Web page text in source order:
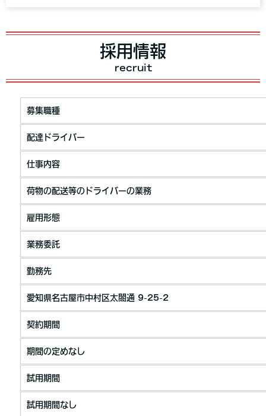
採用情報
recruit
募集職種
配達ドライバー
仕事内容
荷物の配送等のドライバーの業務
雇用形態
業務委託
勤務先
愛知県名古屋市中村区太閤通 9-25-2
契約期間
期間の定めなし
試用期間
試用期間なし